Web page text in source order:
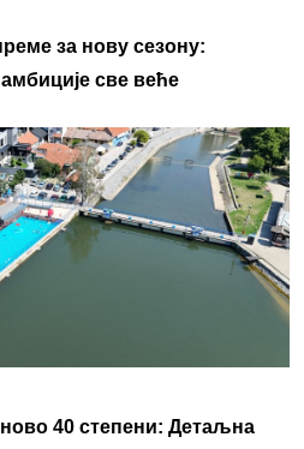
за нову сезону:
све веће
40 степени: Детаљна